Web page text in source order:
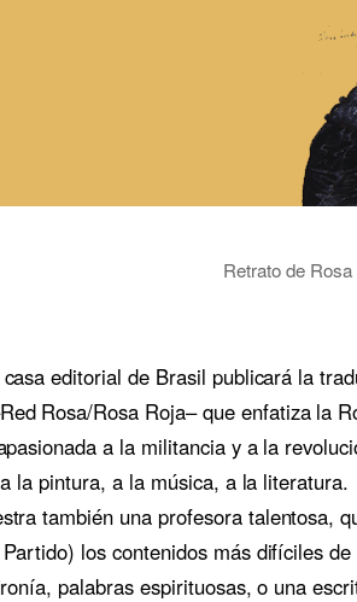
Retrato de
editorial de Brasil publicará la
Rosa/Rosa Roja– que enfatiza la
a la militancia y a la
la pintura, a la música, a la literatura.
también una profesora talentosa,
los contenidos más difíciles
palabras espirituosas, o una